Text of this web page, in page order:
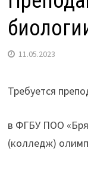
11.05.2023
Требуется
в ФГБУ ПОО
(колледж)